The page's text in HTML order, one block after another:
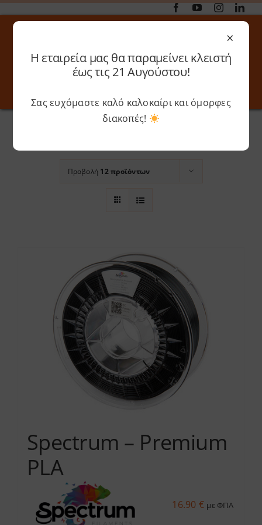
Μετάβαση
στο
Αναζήτηση
Toggle
Online 3D Printing
Outlet
Shop
Services
Academy
Software
Blog
Επικοινωνία
Toggle
Λογαριασμός
Arctic White
Προβολή 12 προϊόντων
Spectrum – Premium
PLA
16.90 € με ΦΠΑ
×
Η εταιρεία μας θα παραμείνει κλειστή
έως τις 21 Αυγούστου!
Σας ευχόμαστε καλό καλοκαίρι και όμορφες
διακοπές!